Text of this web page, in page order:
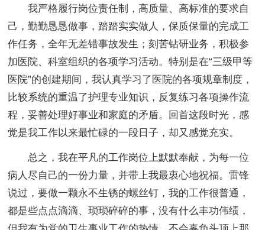
我严格履行岗位责任制，高质量、高标准的要求自
己，勤勤恳恳做事，踏踏实实做人，保质保量的完成工
作任务，全年无差错事故发生；刻苦钻研业务，积极参
加医院、科室组织的各项学习活动。特别是在“三级甲等
医院”的创建期间，我认真学习了医院的各项规章制度，
比较系统的重温了护理专业知识，反复练习各项操作流
程，妥善处理好事业和家庭的矛盾。回首这段时光，感
觉是我工作以来最忙碌的一段日子，却又感觉充实。
总之，我在平凡的工作岗位上默默奉献，为每一位
病人尽自己的一份力量，并带上我最衷心地祝福。雷锋
说过，要做一颗永不生锈的螺丝钉，我的工作很普通，
都是些点点滴滴、琐琐碎碎的事，没有什么丰功伟绩，